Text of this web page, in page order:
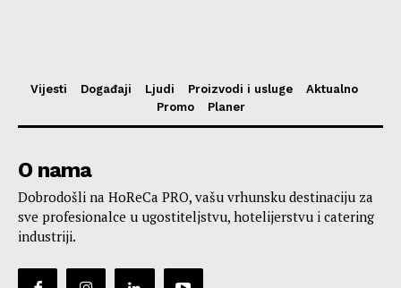
Vijesti Događaji Ljudi Proizvodi i usluge
Aktualno
Promo
Planer
O nama
Dobrodošli na HoReCa PRO, vašu vrhunsku destinaciju za
sve profesionalce u ugostiteljstvu, hotelijerstvu i catering
industriji.